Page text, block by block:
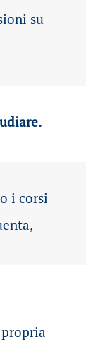
su
i corsi